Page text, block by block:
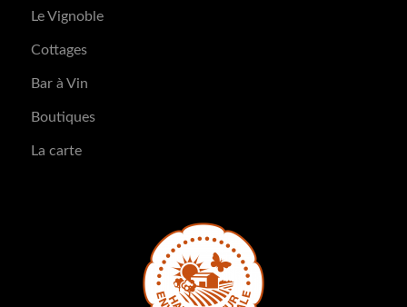
Le Vignoble
Cottages
Bar à Vin
Boutiques
La carte